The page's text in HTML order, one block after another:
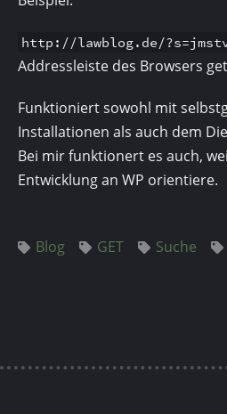
http://lawblog.de/?s=
Addressleiste des Browsers
Funktioniert sowohl mit
Installationen als auch dem
Bei mir funktionert es auch,
Entwicklung an WP orientiere.
Blog GET Suche